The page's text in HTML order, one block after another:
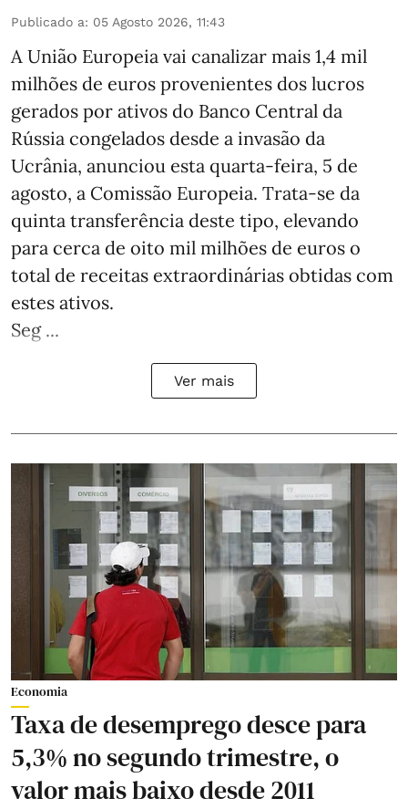
Publicado a: 05 Agosto 2026, 11:43
A União Europeia vai canalizar mais 1,4 mil
milhões de euros provenientes dos lucros
gerados por ativos do Banco Central da
Rússia congelados desde a invasão da
Ucrânia, anunciou esta quarta-feira, 5 de
agosto, a Comissão Europeia. Trata-se da
quinta transferência deste tipo, elevando
para cerca de oito mil milhões de euros o
total de receitas extraordinárias obtidas com
estes ativos.
Seg ...
Ver mais
Economia
Taxa de desemprego desce para
5,3% no segundo trimestre, o
valor mais baixo desde 2011